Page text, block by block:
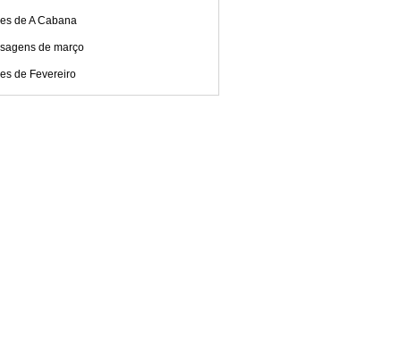
de A Cabana
de março
de Fevereiro